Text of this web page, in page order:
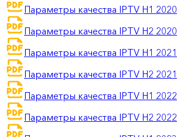
Параметры качества IPTV H1 2020
Параметры качества IPTV H2 2020
Параметры качества IPTV H1 2021
Параметры качества IPTV H2 2021
Параметры качества IPTV H1 2022
Параметры качества IPTV H2 2022